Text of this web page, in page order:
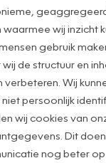
wij inzicht
gebruik
de structuur en
verbeteren. Wij
persoonlijk
wij cookies van
Dit
nog beter